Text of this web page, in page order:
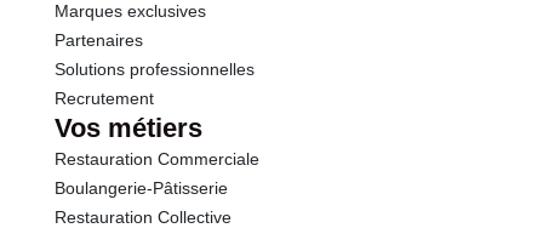
Marques exclusives
Partenaires
Solutions professionnelles
Recrutement
Vos métiers
Restauration Commerciale
Boulangerie-Pâtisserie
Restauration Collective